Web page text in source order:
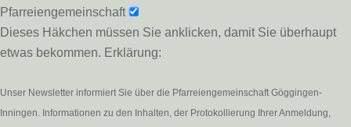
Pfarreiengemeinschaft
Dieses Häkchen müssen Sie anklicken, damit Sie überhaupt
etwas bekommen. Erklärung:
Unser Newsletter informiert Sie über die Pfarreiengemeinschaft Göggingen-
Inningen. Informationen zu den Inhalten, der Protokollierung Ihrer Anmeldung,